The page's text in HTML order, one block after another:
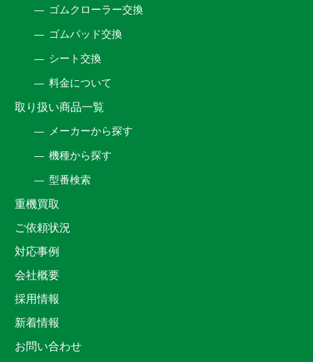
ゴムクローラー交換
ゴムパッド交換
シート交換
料金について
取り扱い商品一覧
メーカーから探す
機種から探す
型番検索
重機買取
ご依頼状況
対応事例
会社概要
採用情報
新着情報
お問い合わせ